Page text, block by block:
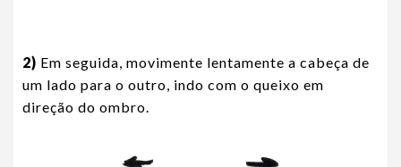
2) Em seguida, movimente lentamente a cabeça de
um lado para o outro, indo com o queixo em
direção do ombro.